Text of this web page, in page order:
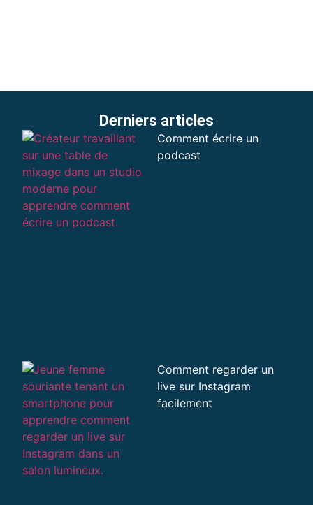
Derniers articles
Comment écrire un
podcast
Comment regarder un
live sur Instagram
facilement